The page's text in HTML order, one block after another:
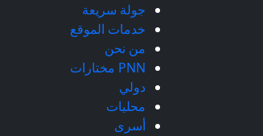
جولة سريعة
خدمات الموقع
من نحن
PNN مختارات
دولي
محليات
أسرى